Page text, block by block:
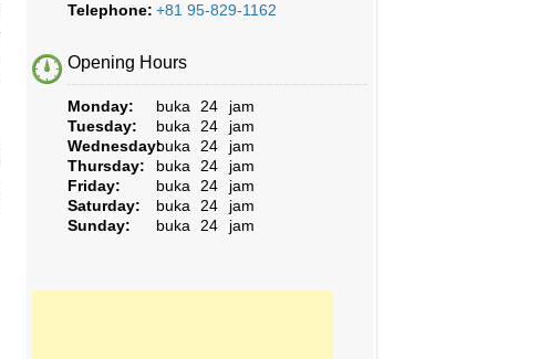
Telephone: +81 95-829-1162
Opening Hours
Monday:
buka 24 jam
Tuesday:
buka 24 jam
Wednesday:buka 24 jam
Thursday:
buka 24 jam
Friday:
buka 24 jam
Saturday:
buka 24 jam
Sunday:
buka 24 jam